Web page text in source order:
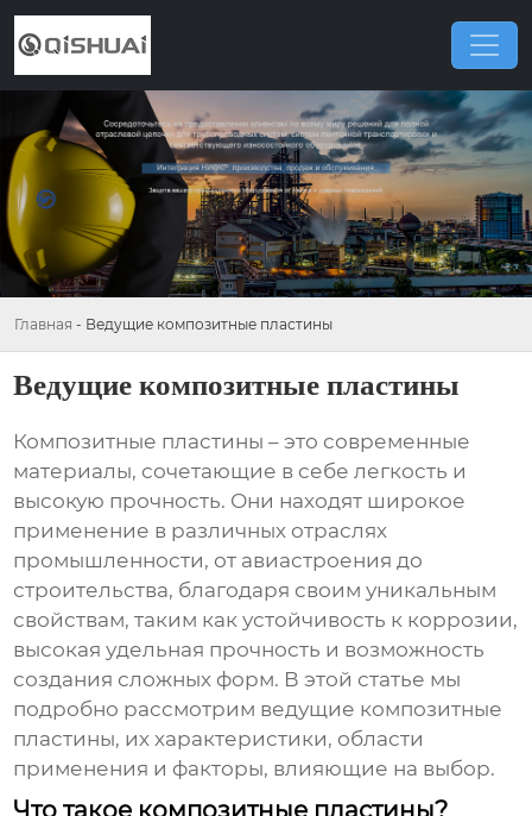
Главная - Ведущие композитные пластины
Ведущие композитные пластины
Композитные пластины – это современные
материалы, сочетающие в себе легкость и
высокую прочность. Они находят широкое
применение в различных отраслях
промышленности, от авиастроения до
строительства, благодаря своим уникальным
свойствам, таким как устойчивость к коррозии,
высокая удельная прочность и возможность
создания сложных форм. В этой статье мы
подробно рассмотрим ведущие композитные
пластины, их характеристики, области
применения и факторы, влияющие на выбор.